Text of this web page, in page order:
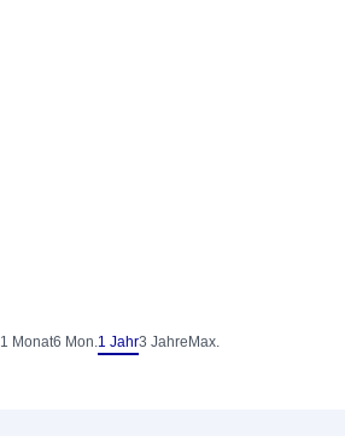
1 Monat6 Mon.1 Jahr3 Jahre Max.